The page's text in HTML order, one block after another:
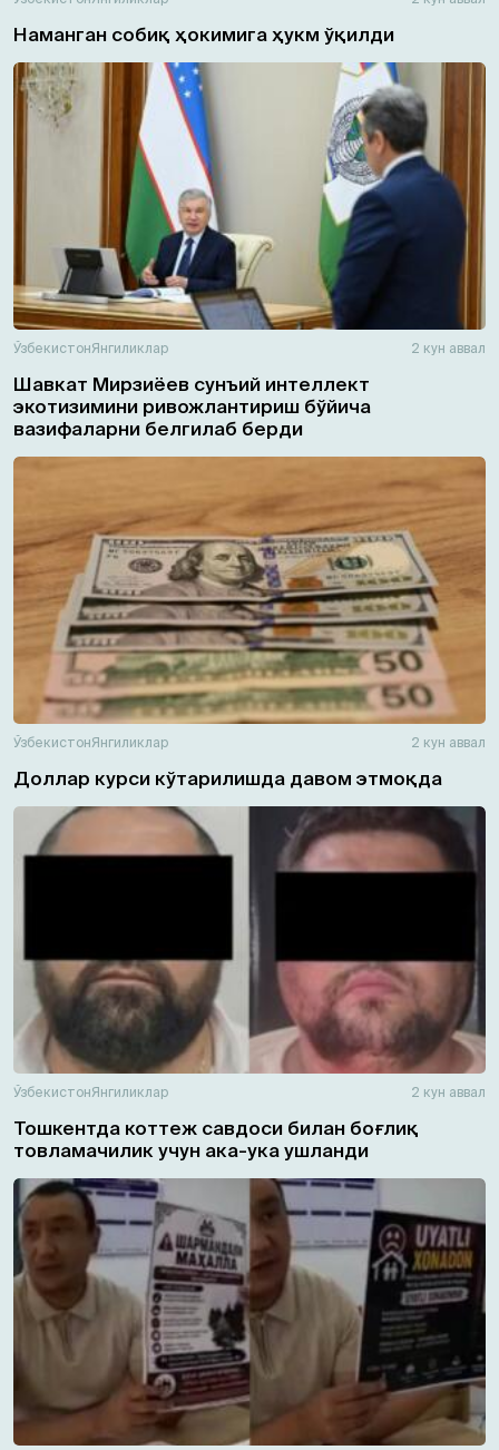
Наманган собиқ ҳокимига ҳукм ўқилди
ЎзбекистонЯнгиликлар 2 кун аввал
Шавкат Мирзиёев сунъий интеллект
экотизимини ривожлантириш бўйича
вазифаларни белгилаб берди
ЎзбекистонЯнгиликлар 2 кун аввал
Доллар курси кўтарилишда давом этмоқда
ЎзбекистонЯнгиликлар 2 кун аввал
Тошкентда коттеж савдоси билан боғлиқ
товламачилик учун ака-ука ушланди